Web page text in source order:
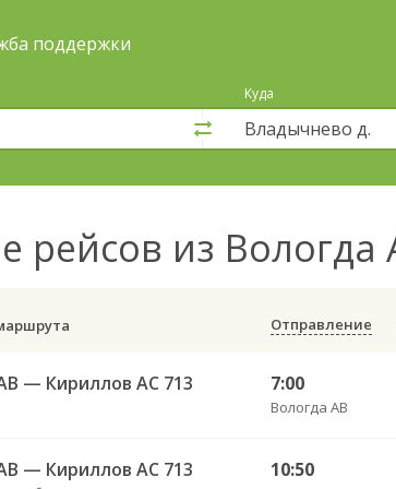
поддержки
Куда
рейсов из
Отправление
— Кириллов АС 713 7:00
Вологда АВ
— Кириллов АС 713 10:50